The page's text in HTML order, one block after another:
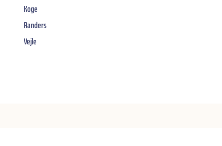
Koge
Randers
Vejle